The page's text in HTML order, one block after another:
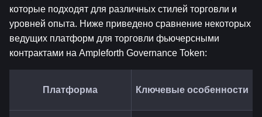
которые подходят для различных стилей торговли и
уровней опыта. Ниже приведено сравнение некоторых
ведущих платформ для торговли фьючерсными
контрактами на Ampleforth Governance Token:
Платформа Ключевые особенности